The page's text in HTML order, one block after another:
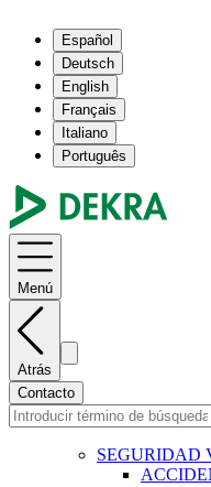
Español
Deutsch
English
Français
Italiano
Português
Menú
Atrás
Contacto
SEGURIDAD